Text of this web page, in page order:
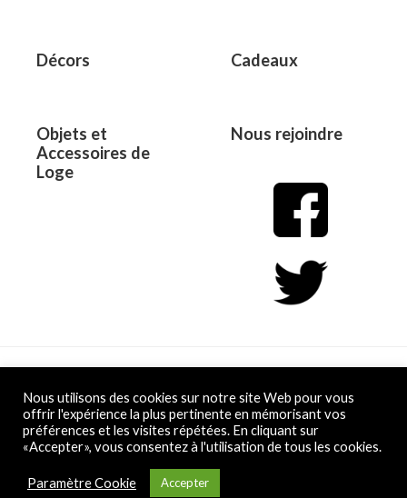
Décors Cadeaux
Objets et
Accessoires de
Loge
Nous rejoindre
Copyright © 2026 L&D
Powered by L&D
Conditions Générales de Vente
Nous utilisons des cookies sur notre site Web pour vous
offrir l'expérience la plus pertinente en mémorisant vos
préférences et les visites répétées. En cliquant sur
«Accepter», vous consentez à l'utilisation de tous les cookies.
Paramètre Cookie Accepter